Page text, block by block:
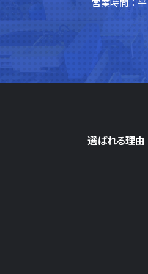
選ばれる理由